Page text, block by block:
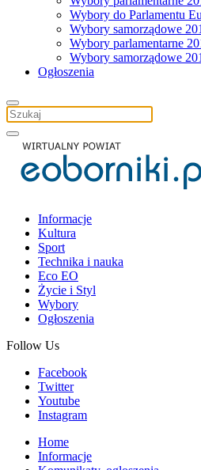
Wybory do Parlamentu
Wybory samorządowe
Wybory parlamentarne
Wybory samorządowe
Ogłoszenia
Informacje
Kultura
Sport
Technika i nauka
Eco EO
Życie i Styl
Wybory
Ogłoszenia
Follow Us
Facebook
Twitter
Youtube
Instagram
Home
Informacje